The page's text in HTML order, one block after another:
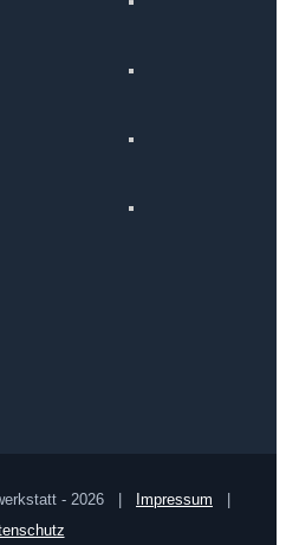
- 2026 | Impressum